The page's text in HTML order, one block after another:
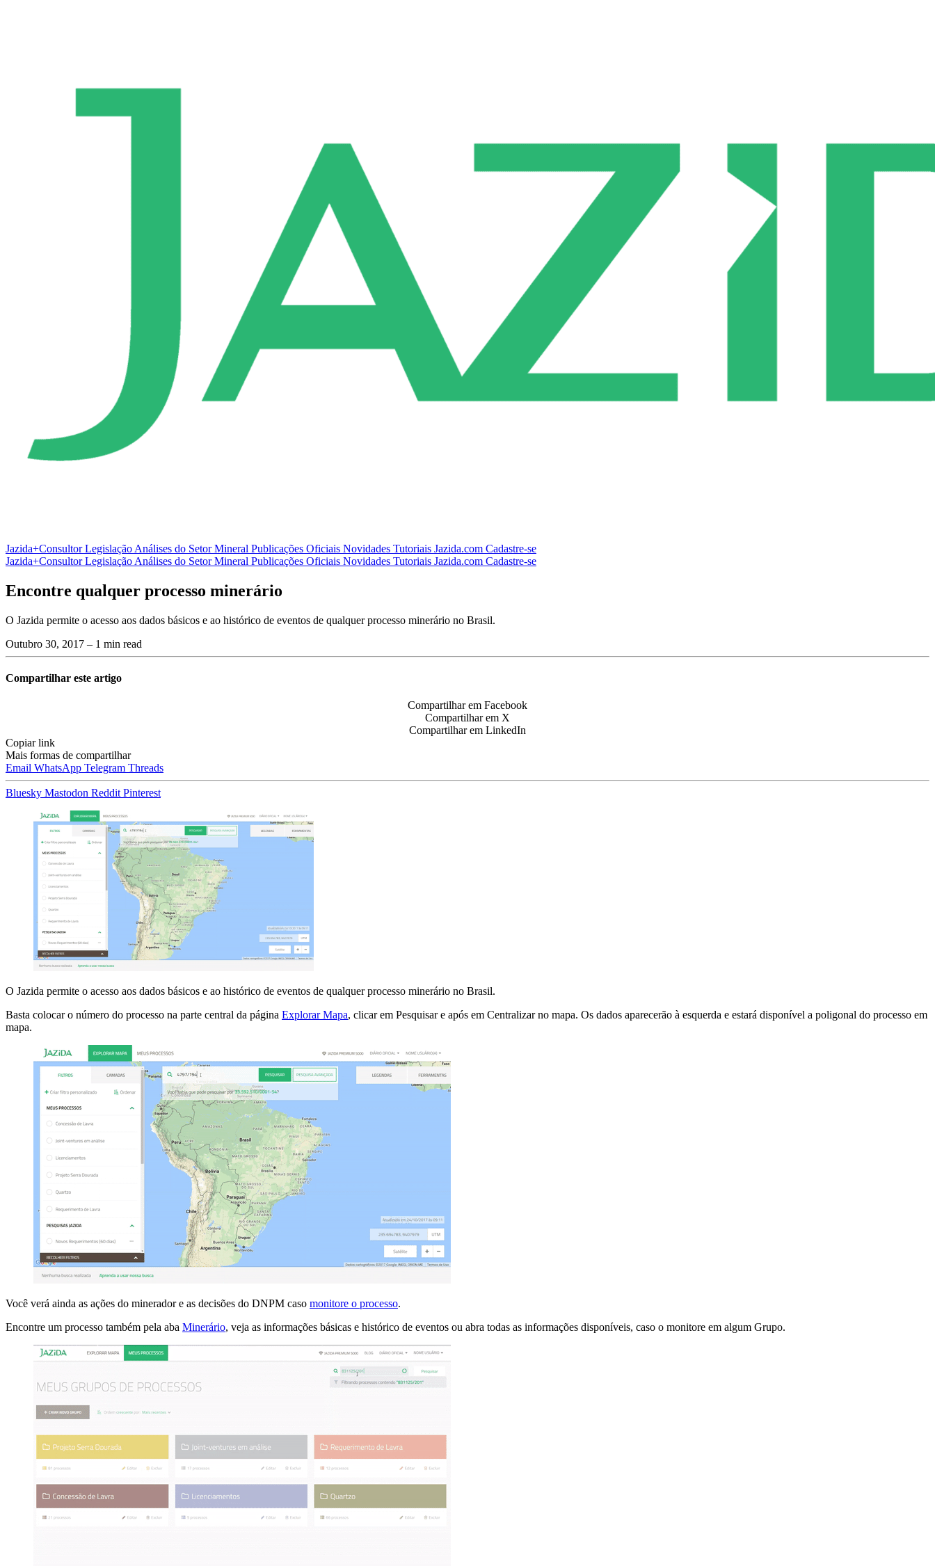
Jazida+ConsultorLegislação Análises do Setor Mineral Publicações Oficiais Novidades Tutoriais Jazida.com Cadastre-se
Jazida+ConsultorLegislação Análises do Setor Mineral Publicações Oficiais Novidades Tutoriais Jazida.com Cadastre-se
Encontre qualquer processo minerário
O Jazida permite o acesso aos dados básicos e ao histórico de eventos de qualquer processo minerário no Brasil.
Outubro 30, 2017 – 1 min read
Compartilhar este artigo
Compartilhar em Facebook
Compartilhar em X
Compartilhar em LinkedIn
Copiar link
Mais formas de compartilhar
Email WhatsApp Telegram Threads
Bluesky Mastodon Reddit Pinterest
O Jazida permite o acesso aos dados básicos e ao histórico de eventos de qualquer processo minerário no Brasil.
Basta colocar o número do processo na parte central da página Explorar Mapa, clicar em Pesquisar e após em Centralizar no mapa. Os dados aparecerão à esquerda e estará disponível a poligonal do processo em
mapa.
Você verá ainda as ações do minerador e as decisões do DNPM caso monitore o processo.
Encontre um processo também pela aba Minerário, veja as informações básicas e histórico de eventos ou abra todas as informações disponíveis, caso o monitore em algum Grupo.